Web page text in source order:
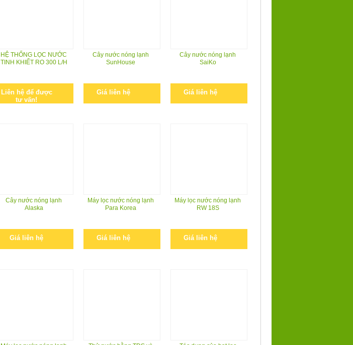
HỆ THỐNG LỌC NƯỚC
TINH KHIẾT RO 300 L/H
Liên hệ để được
tư vấn!
Cây nước nóng lạnh
SunHouse
Giá liên hệ
Cây nước nóng lạnh
SaiKo
Giá liên hệ
Cây nước nóng lạnh
Alaska
Giá liên hệ
Máy lọc nước nóng lạnh
Para Korea
Giá liên hệ
Máy lọc nước nóng lạnh
RW 18S
Giá liên hệ